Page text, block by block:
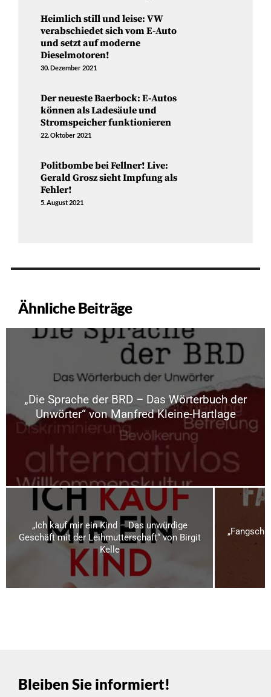
Heimlich still und leise: VW
verabschiedet sich vom E-Auto
und setzt auf moderne
Dieselmotoren!
30. Dezember 2021
Der neueste Baerbock: E-Autos
können als Ladesäule und
Stromspeicher funktionieren
22. Oktober 2021
Politbombe bei Fellner! Live:
Gerald Grosz sieht Impfung als
Fehler!
5. August 2021
Ähnliche Beiträge
„Die Sprache der BRD – Das Wörterbuch der
Unwörter“ von Manfred Kleine-Hartlage
„Ich kauf mir ein Kind – Das unwürdige
Geschäft mit der Leihmutterschaft“ von Birgit
Kelle
Bleiben Sie informiert!